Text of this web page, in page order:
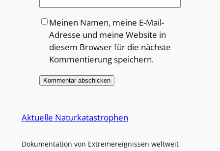
Meinen Namen, meine E-Mail-
Adresse und meine Website in
diesem Browser für die nächste
Kommentierung speichern.
Aktuelle Naturkatastrophen
Dokumentation von Extremereignissen weltweit